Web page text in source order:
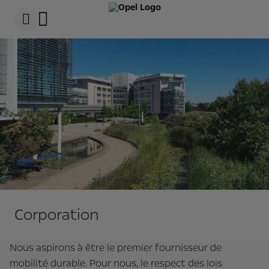
t
o
c
o
n
t
e
n
t
t
e
x
t
s
k
i
p
t
o
n
a
v
i
g
a
t
i
o
n
Corporation
Nous aspirons à être le premier fournisseur de
mobilité durable. Pour nous, le respect des lois